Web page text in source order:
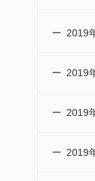
2019
2019
2019
2019